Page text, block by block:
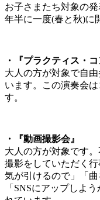
お子さまたち対象の
年半に一度(春と秋)に
・『プラクティス・コ
大人の方が対象で自
います。この演奏会
す。
・『動画撮影会』
大人の方が対象です
撮影をしていただく
気が引けるので」「
「SNSにアップしよ